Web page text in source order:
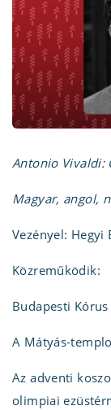
Antonio Vivaldi:
Magyar, angol,
Vezényel: Hegyi
Közreműködik:
Budapesti Kórus
A Mátyás-
Az adventi
olimpiai